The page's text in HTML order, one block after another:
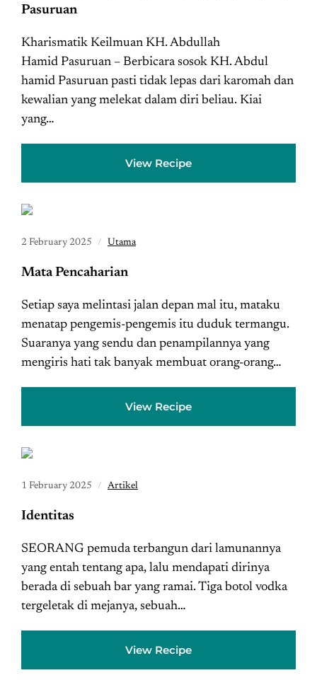
Pasuruan
Kharismatik Keilmuan KH. Abdullah
Hamid Pasuruan – Berbicara sosok KH. Abdul
hamid Pasuruan pasti tidak lepas dari karomah dan
kewalian yang melekat dalam diri beliau. Kiai
yang…
View Recipe
2 February 2025 Utama
Mata Pencaharian
Setiap saya melintasi jalan depan mal itu, mataku
menatap pengemis-pengemis itu duduk termangu.
Suaranya yang sendu dan penampilannya yang
mengiris hati tak banyak membuat orang-orang…
View Recipe
1 February 2025 Artikel
Identitas
SEORANG pemuda terbangun dari lamunannya
yang entah tentang apa, lalu mendapati dirinya
berada di sebuah bar yang ramai. Tiga botol vodka
tergeletak di mejanya, sebuah…
View Recipe